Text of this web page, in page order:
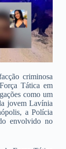
criminosa
Tática em
como um
jovem Lavínia
a Polícia
envolvido no